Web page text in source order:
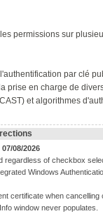
permissions sur
par clé
prise en charge de
et algorithmes
08/2026
regardless of checkbox
Windows
certificate when cancelling
window never populates.